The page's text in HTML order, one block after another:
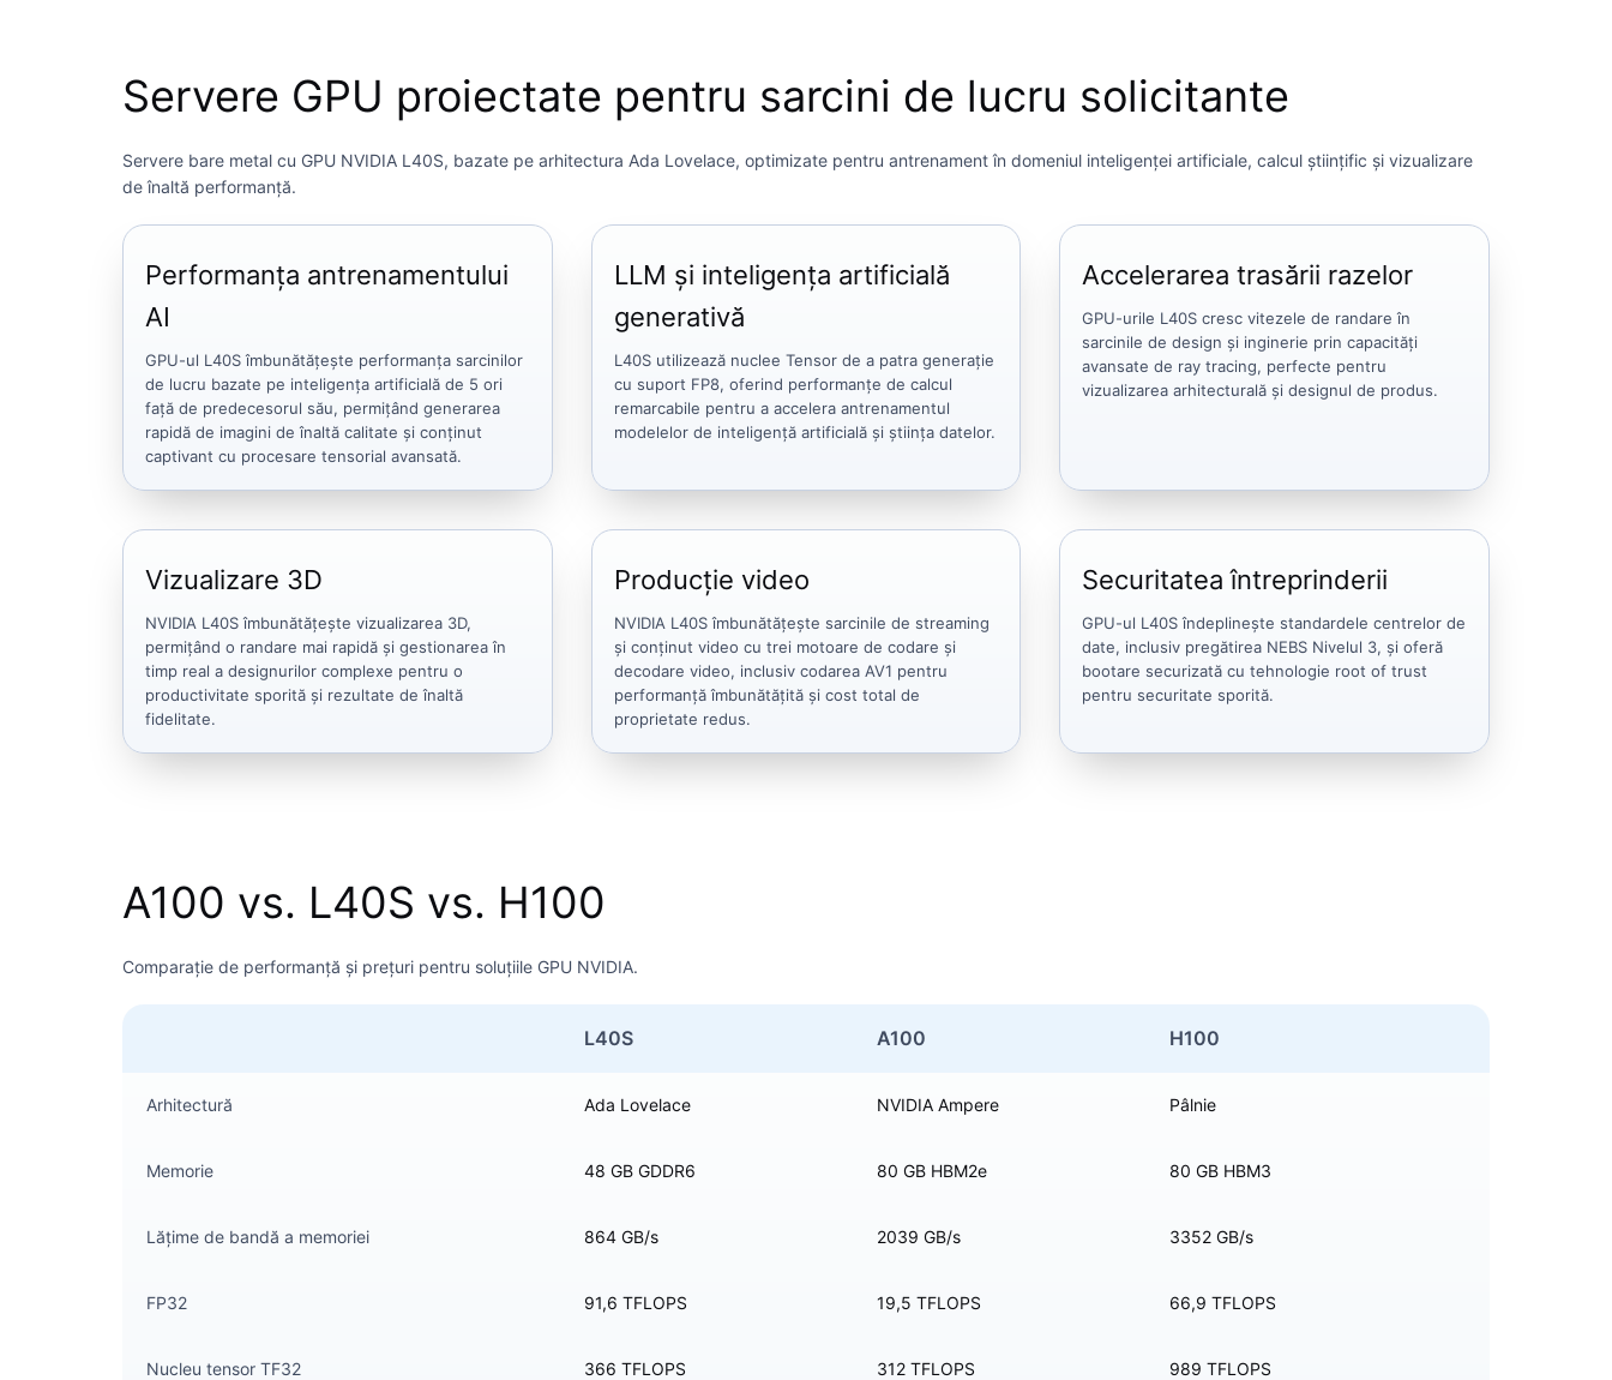
Servere GPU proiectate pentru sarcini de lucru solicitante
Servere bare metal cu GPU NVIDIA L40S, bazate pe arhitectura Ada Lovelace, optimizate pentru antrenament în domeniul inteligenței artificiale, calcul științific și vizualizare
de înaltă performanță.
Performanța antrenamentului
AI
GPU-ul L40S îmbunătățește performanța sarcinilor
de lucru bazate pe inteligența artificială de 5 ori
față de predecesorul său, permițând generarea
rapidă de imagini de înaltă calitate și conținut
captivant cu procesare tensorial avansată.
LLM și inteligența artificială
generativă
L40S utilizează nuclee Tensor de a patra generație
cu suport FP8, oferind performanțe de calcul
remarcabile pentru a accelera antrenamentul
modelelor de inteligență artificială și știința datelor.
Accelerarea trasării razelor
GPU-urile L40S cresc vitezele de randare în
sarcinile de design și inginerie prin capacități
avansate de ray tracing, perfecte pentru
vizualizarea arhitecturală și designul de produs.
Vizualizare 3D
NVIDIA L40S îmbunătățește vizualizarea 3D,
permițând o randare mai rapidă și gestionarea în
timp real a designurilor complexe pentru o
productivitate sporită și rezultate de înaltă
fidelitate.
Producție video
NVIDIA L40S îmbunătățește sarcinile de streaming
și conținut video cu trei motoare de codare și
decodare video, inclusiv codarea AV1 pentru
performanță îmbunătățită și cost total de
proprietate redus.
Securitatea întreprinderii
GPU-ul L40S îndeplinește standardele centrelor de
date, inclusiv pregătirea NEBS Nivelul 3, și oferă
bootare securizată cu tehnologie root of trust
pentru securitate sporită.
A100 vs. L40S vs. H100
Comparație de performanță și prețuri pentru soluțiile GPU NVIDIA.
L40S A100 H100
Arhitectură Ada Lovelace NVIDIA Ampere Pâlnie
Memorie 48 GB GDDR6 80 GB HBM2e 80 GB HBM3
Lățime de bandă a memoriei 864 GB/s 2039 GB/s 3352 GB/s
FP32 91,6 TFLOPS 19,5 TFLOPS 66,9 TFLOPS
Nucleu tensor TF32 366 TFLOPS 312 TFLOPS 989 TFLOPS